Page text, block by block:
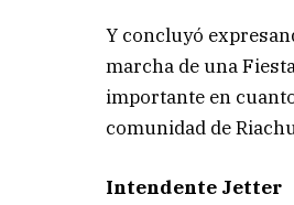
Y concluyó
marcha de una
importante en
comunidad de
Intendente Jetter